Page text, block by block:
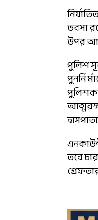
ভরসা
উপর
পুলিশ
তবে